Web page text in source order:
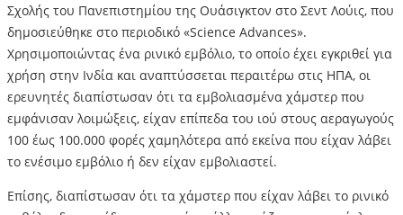
Σχολής του Πανεπιστημίου της Ουάσιγκτον στο Σεντ Λούις, που
δημοσιεύθηκε στο περιοδικό «Science Advances».
Χρησιμοποιώντας ένα ρινικό εμβόλιο, το οποίο έχει εγκριθεί για
χρήση στην Ινδία και αναπτύσσεται περαιτέρω στις ΗΠΑ, οι
ερευνητές διαπίστωσαν ότι τα εμβολιασμένα χάμστερ που
εμφάνισαν λοιμώξεις, είχαν επίπεδα του ιού στους αεραγωγούς
100 έως 100.000 φορές χαμηλότερα από εκείνα που είχαν λάβει
το ενέσιμο εμβόλιο ή δεν είχαν εμβολιαστεί.
Επίσης, διαπίστωσαν ότι τα χάμστερ που είχαν λάβει το ρινικό